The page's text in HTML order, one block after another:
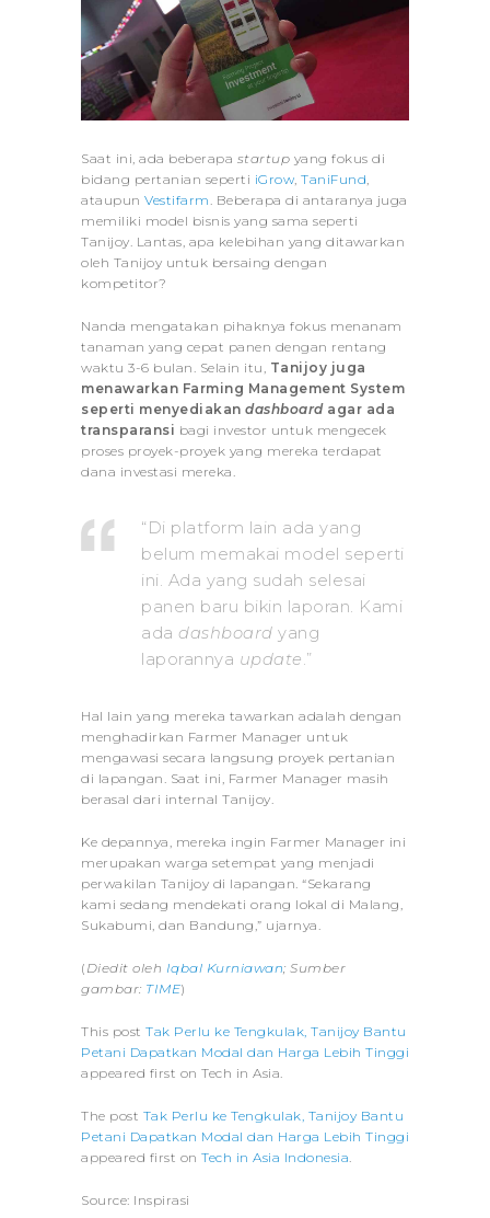
Saat ini, ada beberapa startup yang fokus di
bidang pertanian seperti iGrow TaniFund
ataupun Vestifarm . Beberapa di antaranya juga
memiliki model bisnis yang sama seperti
Tanijoy. Lantas, apa kelebihan yang ditawarkan
oleh Tanijoy untuk bersaing dengan
kompetitor?
Nanda mengatakan pihaknya fokus menanam
tanaman yang cepat panen dengan rentang
waktu 3-6 bulan. Selain itu, Tanijoy juga
menawarkan Farming Management System
seperti menyediakan dashboardagar ada
transparansi bagi investor untuk mengecek
proses proyek-proyek yang mereka terdapat
dana investasi mereka.
“Di platform lain ada yang
belum memakai model seperti
ini. Ada yang sudah selesai
panen baru bikin laporan. Kami
ada dashboard yang
laporannya update.”
Hal lain yang mereka tawarkan adalah dengan
menghadirkan Farmer Manager untuk
mengawasi secara langsung proyek pertanian
di lapangan. Saat ini, Farmer Manager masih
berasal dari internal Tanijoy.
Ke depannya, mereka ingin Farmer Manager ini
merupakan warga setempat yang menjadi
perwakilan Tanijoy di lapangan. “Sekarang
kami sedang mendekati orang lokal di Malang,
Sukabumi, dan Bandung,” ujarnya.
( Diedit oleh Iqbal Kurniawan; Sumber
gambar: TIME)
This post Tak Perlu ke Tengkulak, Tanijoy Bantu
Petani Dapatkan Modal dan Harga Lebih Tinggi
appeared first on Tech in Asia.
The post Tak Perlu ke Tengkulak, Tanijoy Bantu
Petani Dapatkan Modal dan Harga Lebih Tinggi
appeared first on Tech in Asia Indonesia
Source: Inspirasi